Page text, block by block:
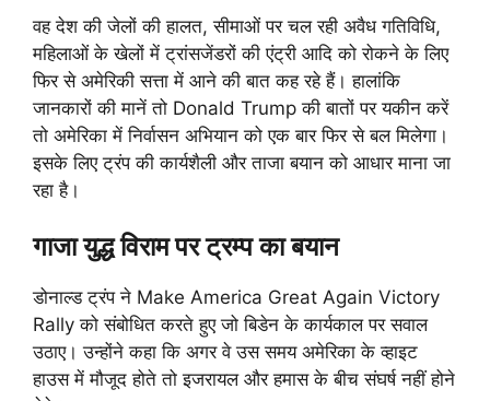
वह देश की जेलों की हालत, सीमाओं पर चल रही अवैध गतिविधि,
महिलाओं के खेलों में ट्रांसजेंडरों की एंट्री आदि को रोकने के लिए
फिर से अमेरिकी सत्ता में आने की बात कह रहे हैं। हालांकि
जानकारों की मानें तो Donald Trump की बातों पर यकीन करें
तो अमेरिका में निर्वासन अभियान को एक बार फिर से बल मिलेगा।
इसके लिए ट्रंप की कार्यशैली और ताजा बयान को आधार माना जा
रहा है।
गाजा युद्ध विराम पर ट्रम्प का बयान
डोनाल्ड ट्रंप ने Make America Great Again Victory
Rally को संबोधित करते हुए जो बिडेन के कार्यकाल पर सवाल
उठाए। उन्होंने कहा कि अगर वे उस समय अमेरिका के व्हाइट
हाउस में मौजूद होते तो इजरायल और हमास के बीच संघर्ष नहीं होने